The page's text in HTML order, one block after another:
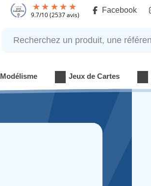
9.7 (2537 avis)
Facebook
Recherchez un produit, une référence...
Modélisme Jeux de Cartes